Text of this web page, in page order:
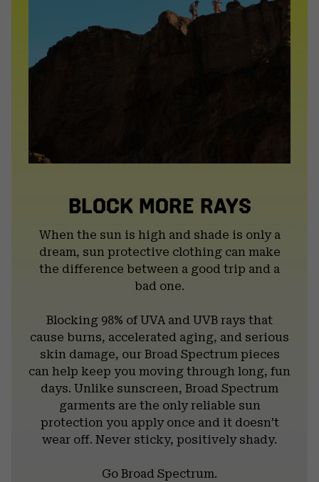
BLOCK MORE RAYS
When the sun is high and shade is only a
dream, sun protective clothing can make
the difference between a good trip and a
bad one.
Blocking 98% of UVA and UVB rays that
cause burns, accelerated aging, and serious
skin damage, our Broad Spectrum pieces
can help keep you moving through long, fun
days. Unlike sunscreen, Broad Spectrum
garments are the only reliable sun
protection you apply once and it doesn’t
wear off. Never sticky, positively shady.
Go Broad Spectrum.